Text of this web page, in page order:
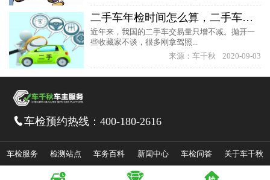
二手车年检时间怎么算，二手车年检是以第二次上牌日期为准吗
近年来，我国的二手车交易量只增不减。抛开一
些收藏家不谈，很多刚拿驾照...
来源：车千秋
2020-09-03
车检预约热线： 400-180-2616
车检服务 检测站点 车务百科 新闻中心 车检问答 关于车千秋
皖ICP备14036172号-1